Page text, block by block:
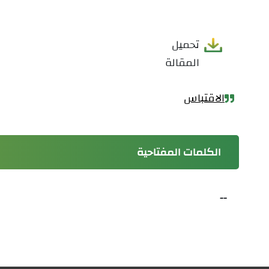
تحميل
المقالة
الاقتباس
الكلمات المفتاحية
--